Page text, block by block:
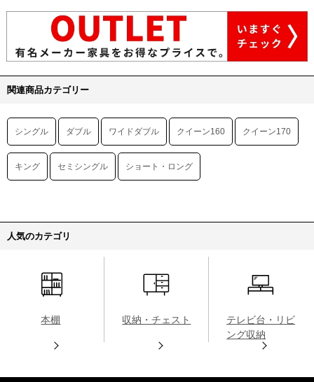
関連商品カテゴリー
シングル ダブル ワイドダブル クイーン160 クイーン170
キング セミシングル ショート・ロング
人気のカテゴリ
本棚 収納・チェスト
テレビ台・リビ
ング収納